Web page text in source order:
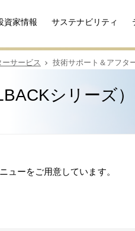
資家情報 サステナビリティ
サービス 技術サポート＆アフタ
シリーズ）
ューをご用意しています。